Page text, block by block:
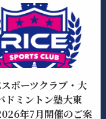
ポーツクラブ・大
ドミントン塾大東
年7月開催のご案